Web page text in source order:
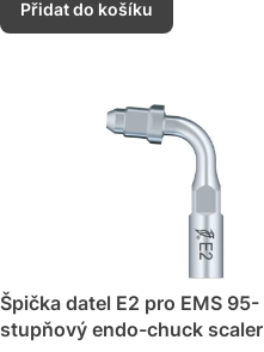
Přidat do košíku
Špička datel E2 pro EMS 95-
stupňový endo-chuck scaler